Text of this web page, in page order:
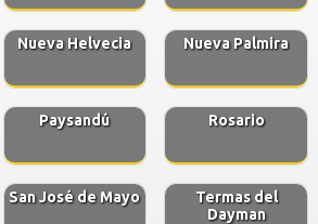
Nueva Helvecia Nueva Palmira
Paysandú Rosario
San José de Mayo
Termas del
Dayman